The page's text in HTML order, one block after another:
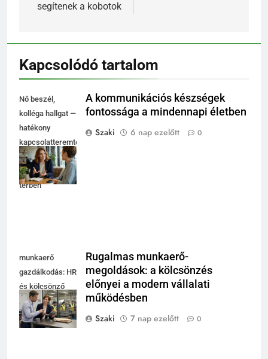
segítenek a kobotok
Kapcsolódó tartalom
Nő beszél,
kolléga hallgat —
hatékony
kapcsolatteremtés
fényes
coworking
térben
A kommunikációs készségek
fontossága a mindennapi életben
Szaki
6 nap ezelőtt 0
munkaerő
gazdálkodás: HR
és kölcsönző
egyeztet modern
műhely mellett
Rugalmas munkaerő-
megoldások: a kölcsönzés
előnyei a modern vállalati
működésben
Szaki
7 nap ezelőtt 0